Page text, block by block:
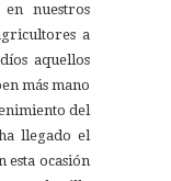
en nuestros
a
aquellos
más mano
del
llegado el
esta ocasión